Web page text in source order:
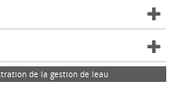
de la gestion de leau